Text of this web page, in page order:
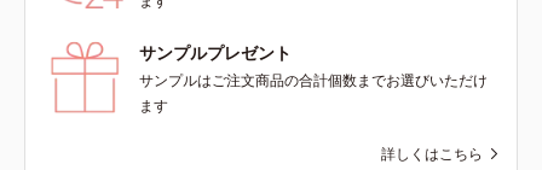
サンプルプレゼント
サンプルはご注文商品の合計個数までお選びいただけ
ます
詳しくはこちら